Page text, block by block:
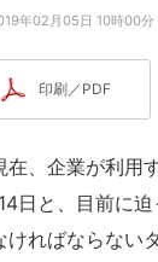
年02月05日 10時00分
印刷／PDF
、企業が利用
日と、目前に
ければならない